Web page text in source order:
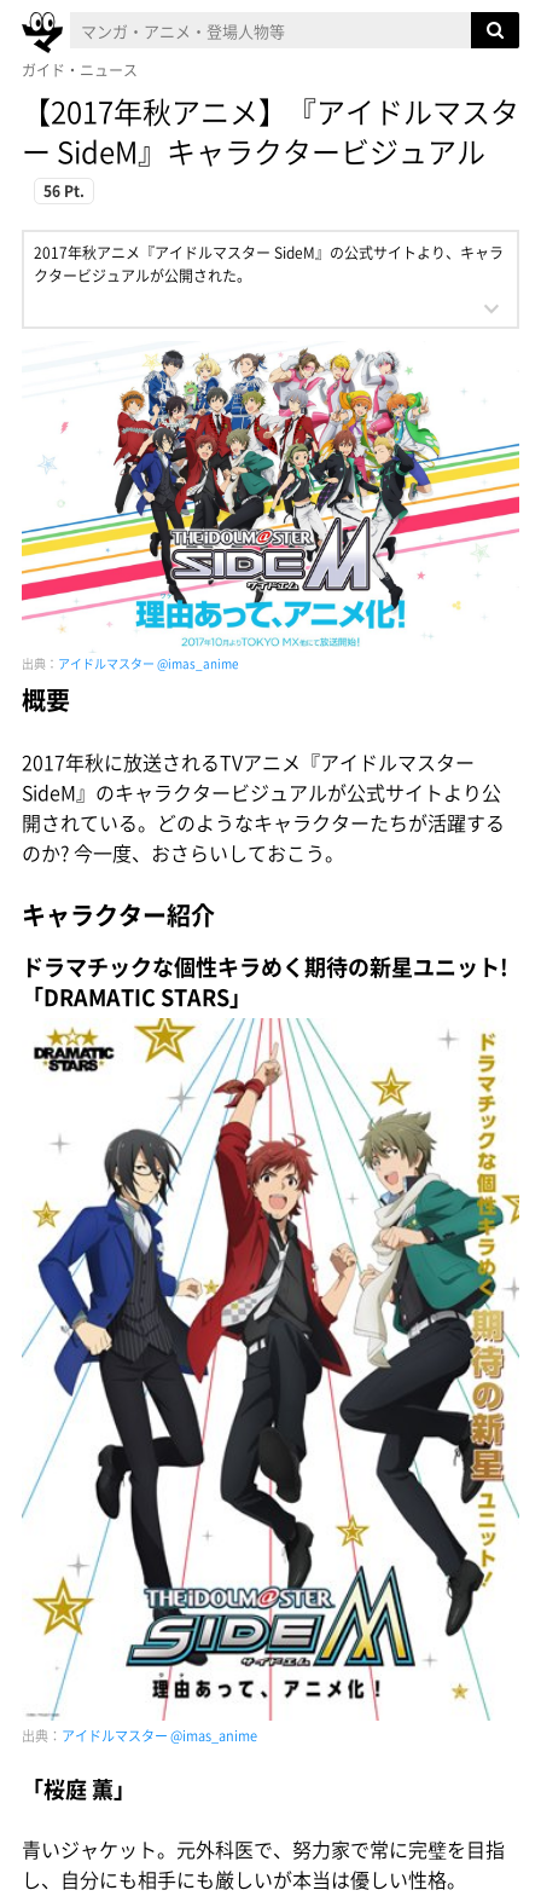
ガイド・ニュース
【2017年秋アニメ】『アイドルマスタ
ー SideM』キャラクタービジュアル
56 Pt.
2017年秋アニメ『アイドルマスター SideM』の公式サイトより、キャラ
クタービジュアルが公開された。
出典： アイドルマスター @imas_anime
概要
2017年秋に放送されるTVアニメ『アイドルマスター
SideM』のキャラクタービジュアルが公式サイトより公
開されている。どのようなキャラクターたちが活躍する
のか? 今一度、おさらいしておこう。
キャラクター紹介
ドラマチックな個性キラめく期待の新星ユニット!
「DRAMATIC STARS」
出典： アイドルマスター @imas_anime
「桜庭 薫」
青いジャケット。元外科医で、努力家で常に完璧を目指
し、自分にも相手にも厳しいが本当は優しい性格。